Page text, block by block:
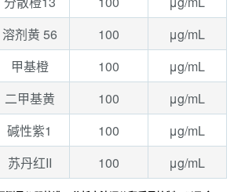
溶剂黄 56 100
μg/mL
甲基橙 100
μg/mL
二甲基黄 100
μg/mL
碱性紫1 100
μg/mL
苏丹红II 100 μg/mL